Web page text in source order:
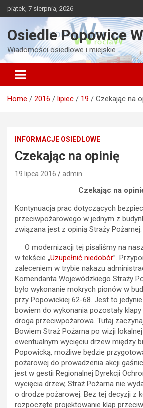
Skip
to
piątek, 7 sierpnia, 2026
Osiedle Popowice
Wiadomości osiedlowe i miejskie
Home 2016 lipiec 19 Czekając na
INFORMACJE OSIEDLOWE
Czekając na opinię
19 lipca 2016 admin
Czekając na
Kontynuacja prac dotyczących
przeciwpożarowego w jednym z
związana jest z opinią Straży Pożarnej.
O modernizacji tej pisaliśmy na
w tekście „Uzupełnić niedobór”.
zaleceniem w trybie nakazu
Komendanta Wojewódzkiego Straży
było wykonanie mokrych pionów w
przy Popowickiej 62-68. Jest to
bowiem do wykonania pozostały
droga przeciwpożarowa. Tutaj
Bowiem Straż Pożarna po wizji
ewentualnym wycięciu drzew między
Popowicką, możliwe będzie
pożarowej do prowadzenia akcji
jest w gestii Regionalnej Dyrekcji
wycięcia drzew, Straż Pożarna nie
o drodze pożarowej. Bez tej decyzji z
rozpoczęte projektowanie klap